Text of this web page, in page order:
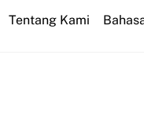
Tentang Kami